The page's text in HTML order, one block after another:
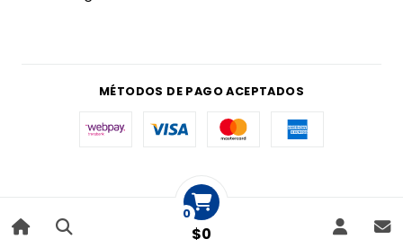
0
$0
MÉTODOS DE PAGO ACEPTADOS
|